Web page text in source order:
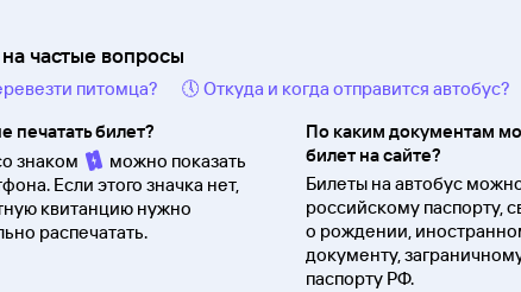
частые вопросы
питомца? 🕔 Откуда и когда отправится автобус?
печатать билет?
знаком
можно показать
Если этого значка нет,
квитанцию нужно
распечатать.
По каким документам
билет на сайте?
Билеты на автобус
российскому паспорту,
о рождении,
документу,
паспорту РФ.